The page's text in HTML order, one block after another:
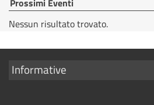
Prossimi Eventi
Nessun risultato trovato.
Mostra
Informative